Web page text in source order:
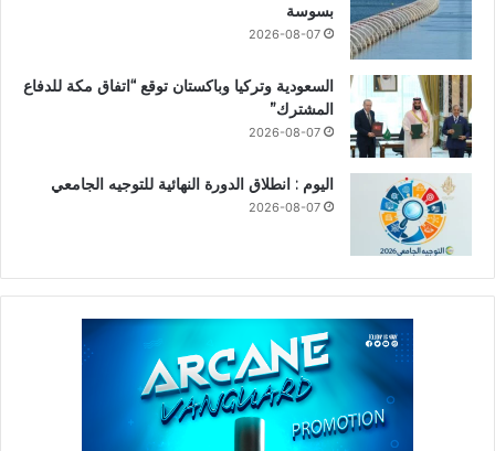
بسوسة
2026-08-07
السعودية وتركيا وباكستان توقع “اتفاق مكة للدفاع
المشترك”
2026-08-07
اليوم : انطلاق الدورة النهائية للتوجيه الجامعي
2026-08-07